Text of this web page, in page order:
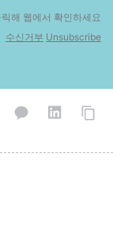
해 웹에서 확인하세요
수신거부 Unsubscribe